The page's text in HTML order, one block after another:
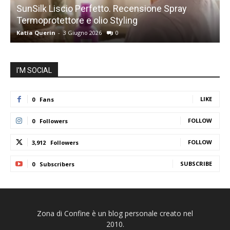
SunSilk Liscio Perfetto. Recensione Spray
Termoprotettore e olio Styling
Katia Querin - 3 Giugno 2026 0
I'M SOCIAL
0 Fans LIKE
0 Followers FOLLOW
3,912 Followers FOLLOW
0 Subscribers SUBSCRIBE
Zona di Confine è un blog personale creato nel
2010.